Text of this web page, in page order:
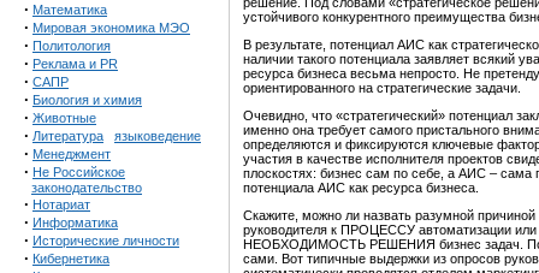
· Математика
· Мировая экономика МЭО
· Политология
· Реклама и PR
· САПР
· Биология и химия
· Животные
· Литература языковедение
· Менеджмент
· Не Российское
законодательство
· Нотариат
· Информатика
· Исторические личности
· Кибернетика
устойчивого конкурентного преимущества
В результате, потенциал АИС как
наличии такого потенциала заявляет всякий
ресурса бизнеса весьма непросто. Не
ориентированного на стратегические задачи.
Очевидно, что «стратегический» потенциал
именно она требует самого пристального
определяются и фиксируются ключевые
участия в качестве исполнителя проектов
плоскостях: бизнес сам по себе, а АИС – сама
потенциала АИС как ресурса бизнеса.
Скажите, можно ли назвать разумной
руководителя к ПРОЦЕССУ автоматизации
НЕОБХОДИМОСТЬ РЕШЕНИЯ бизнес задач.
сами. Вот типичные выдержки из опросов